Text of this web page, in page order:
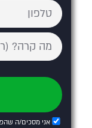
אני מסכים/ה